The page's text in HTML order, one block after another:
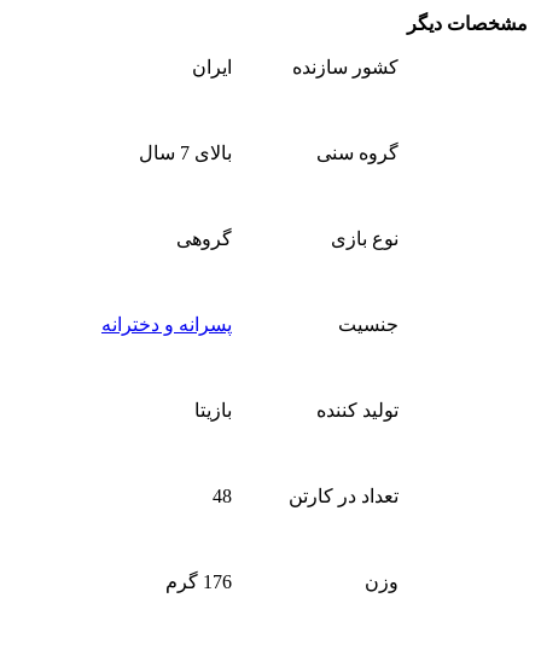
مشخصات دیگر
کشور سازنده ایران
گروه سنی بالای 7 سال
نوع بازی گروهی
جنسیت پسرانه و دخترانه
تولید کننده بازیتا
تعداد در کارتن 48
وزن 176 گرم